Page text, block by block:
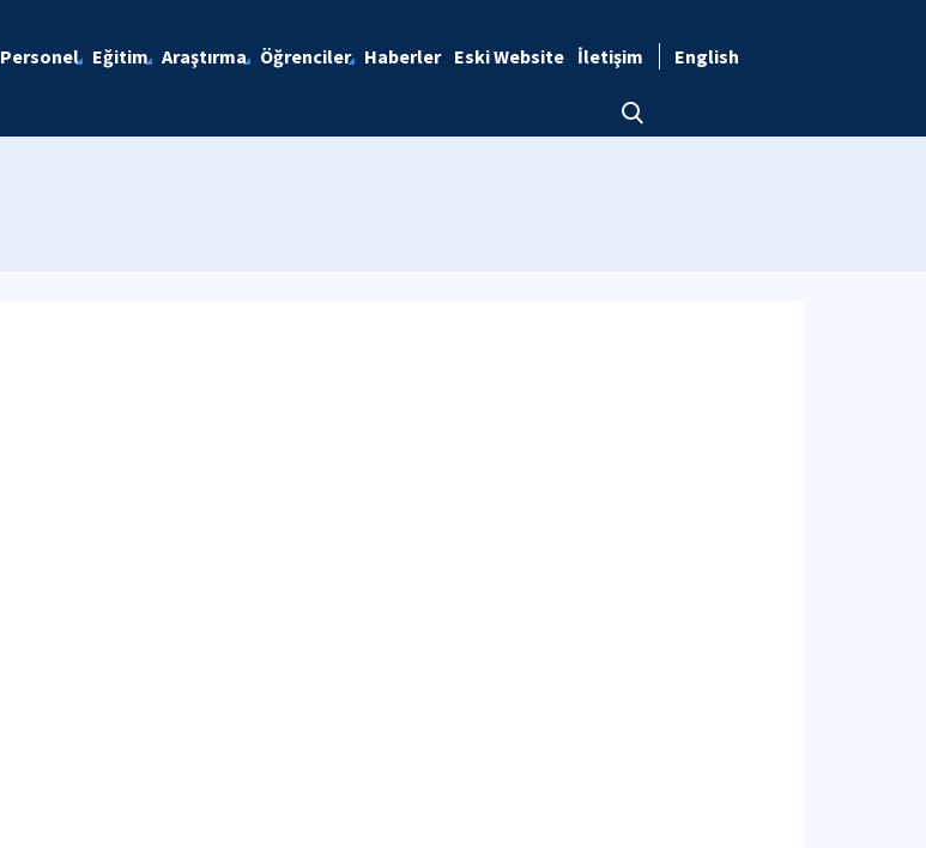
Personel Eğitim Araştırma Öğrenciler Haberler Eski Website İletişim English